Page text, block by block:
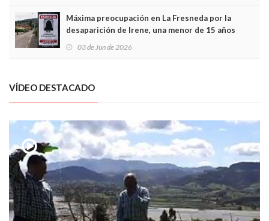
Máxima preocupación en La Fresneda por la
desaparición de Irene, una menor de 15 años
03 de Jun de 2026
VÍDEO DESTACADO